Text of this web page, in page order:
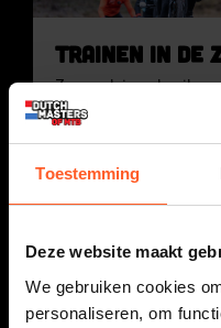
Toestemming
Deze website maakt
We gebruiken cookies
personaliseren, om
Trainen in de
Zo maak je gebruik
voorbereiding op de
LEES HET BERICHT